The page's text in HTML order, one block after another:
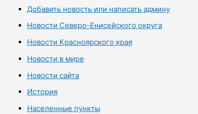
Добавить новость или написать админу
Новости Северо-Енисейского округа
Новости Красноярского края
Новости в мире
Новости сайта
История
Населенные пункты